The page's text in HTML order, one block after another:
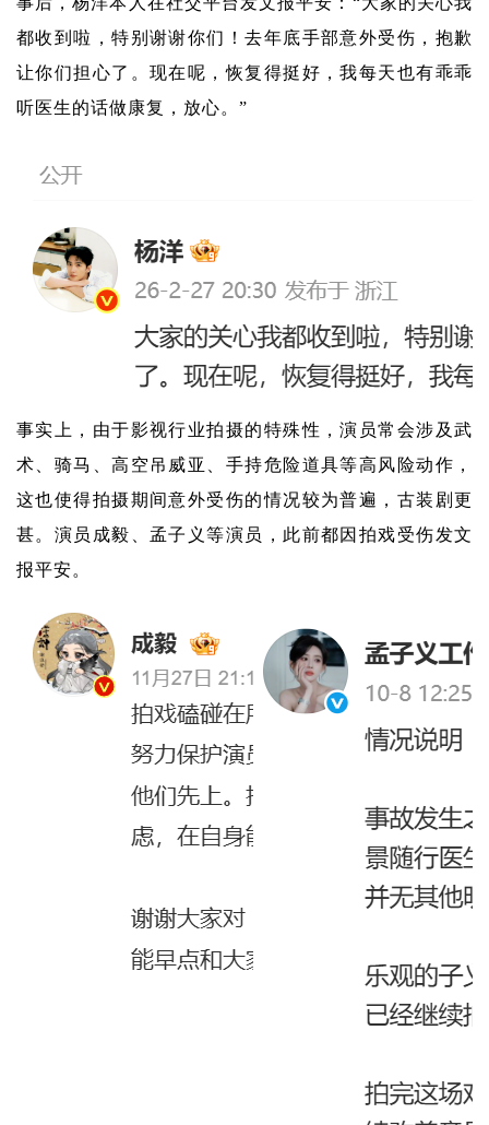
都收到啦，特别谢谢你们！去年底手部意外受伤，抱歉
让你们担心了。现在呢，恢复得挺好，我每天也有乖乖
听医生的话做康复，放心。”
事实上，由于影视行业拍摄的特殊性，演员常会涉及武
术、骑马、高空吊威亚、手持危险道具等高风险动作，
这也使得拍摄期间意外受伤的情况较为普遍，古装剧更
甚。 演员成毅、孟子义等演员，此前都因拍戏受伤发文
报平安。